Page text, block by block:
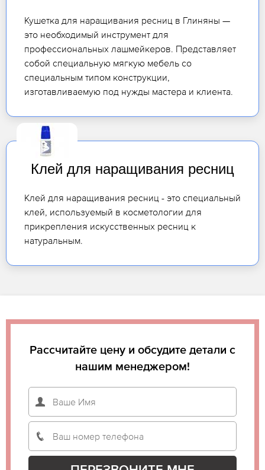
Кушетка для наращивания ресниц в Глиняны —
это необходимый инструмент для
профессиональных лашмейкеров. Представляет
собой специальную мягкую мебель со
специальным типом конструкции,
изготавливаемую под нужды мастера и клиента.
Клей для наращивания ресниц
Клей для наращивания ресниц - это специальный
клей, используемый в косметологии для
прикрепления искусственных ресниц к
натуральным.
Рассчитайте цену и обсудите детали с
нашим менеджером!